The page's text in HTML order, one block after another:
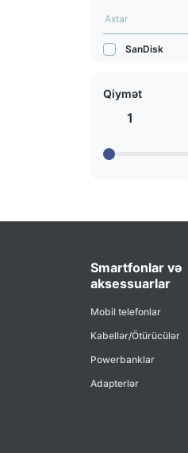
SanDisk
Qiymət
1
Smartfonlar və
aksessuarlar
Mobil telefonlar
Kabellər/Ötürücülər
Powerbanklar
Adapterlər